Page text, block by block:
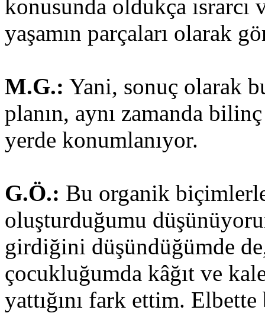
konusunda oldukça ısrarcı
yaşamın parçaları olarak
M.G.: Yani, sonuç olarak
planın, aynı zamanda
yerde konumlanıyor.
G.Ö.: Bu organik
oluşturduğumu
girdiğini düşündüğümde
çocukluğumda kâğıt ve
yattığını fark ettim.